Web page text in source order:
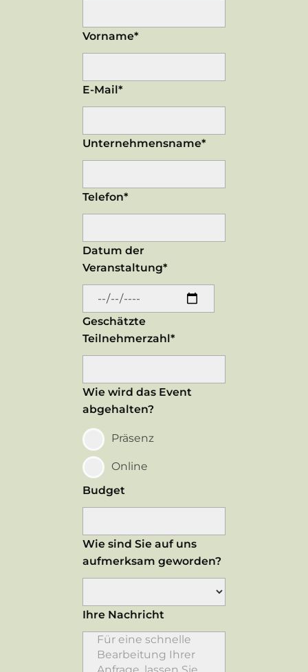
Vorname*
E-Mail*
Unternehmensname*
Telefon*
Datum der
Veranstaltung*
Geschätzte
Teilnehmerzahl*
Wie wird das Event
abgehalten?
Präsenz
Online
Budget
Wie sind Sie auf uns
aufmerksam geworden?
Ihre Nachricht